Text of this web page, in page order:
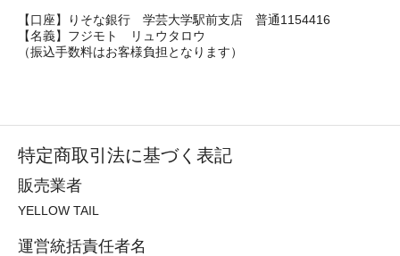
【口座】りそな銀行 学芸大学駅前支店 普通1154416
【名義】フジモト リュウタロウ
（振込手数料はお客様負担となります）
特定商取引法に基づく表記
販売業者
YELLOW TAIL
運営統括責任者名